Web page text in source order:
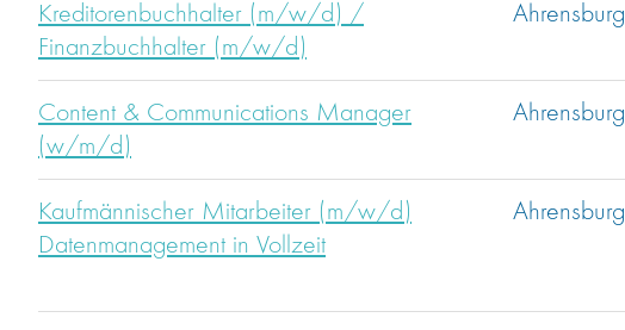
Kreditorenbuchhalter (m/w/d) /
Finanzbuchhalter (m/w/d)
Ahrensburg
Content & Communications Manager
(w/m/d)
Ahrensburg
Kaufmännischer Mitarbeiter (m/w/d)
Datenmanagement in Vollzeit
Ahrensburg